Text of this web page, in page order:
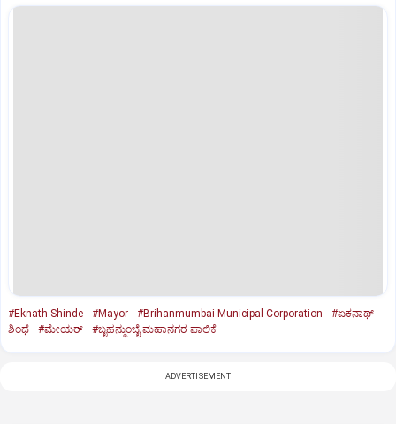
#Eknath Shinde #Mayor #Brihanmumbai Municipal Corporation
#ಏಕನಾಥ್‌
ಶಿಂಧೆ
#ಮೇಯರ್‌ #ಬೃಹನ್ಮುಂಬೈ ಮಹಾನಗರ ಪಾಲಿಕೆ
ADVERTISEMENT